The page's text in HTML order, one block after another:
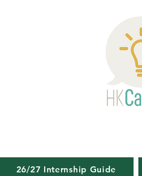
26/27 Internship Guide